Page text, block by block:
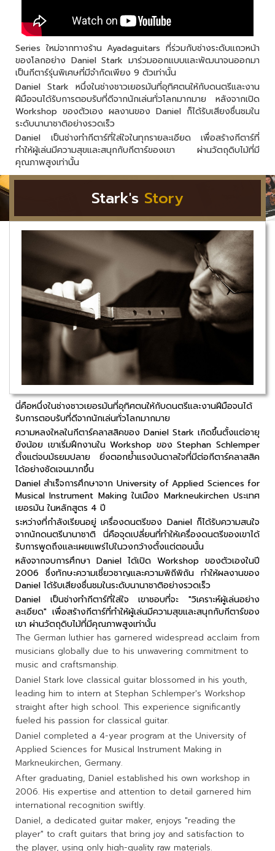
Series ใหม่จากทางร้าน Ayadaguitars ที่ร่วมกับช่างระดับแถวหน้า
ของโลกอย่าง Daniel Stark มาร่วมออกแบบและพัฒนาจนออกมา
เป็นกีตาร์รุ่นพิเศษที่มีจำกัดเพียง 9 ตัวเท่านั้น
Daniel Stark หนึ่งในช่างชาวเยอรมันที่อุทิศตนให้กับดนตรีและงาน
ฝีมือจนได้รับการตอบรับที่ดีจากนักเล่นทั่วโลกมากมาย หลังจากเปิด
Workshop ของตัวเอง ผลงานของ Daniel ก็ได้รับเสียงชื่นชมใน
ระดับนานาชาติอย่างรวดเร็ว
Daniel เป็นช่างทำกีตาร์ที่ใส่ใจในทุกรายละเอียด เพื่อสร้างกีตาร์ที่
ทำให้ผู้เล่นมีความสุขและสนุกกับกีตาร์ของเขา ผ่านวัตถุดิบไม้ที่มี
คุณภาพสูงเท่านั้น
Stark's Story
นี่คือหนึ่งในช่างชาวเยอรมันที่อุทิศตนให้กับดนตรีและงานฝีมือจนได้
รับการตอบรับที่ดีจากนักเล่นทั่วโลกมากมาย
ความหลงใหลในกีตาร์คลาสสิคของ Daniel Stark เกิดขึ้นตั้งแต่อายุ
ยังน้อย เขาเริ่มฝึกงานใน Workshop ของ Stephan Schlemper
ตั้งแต่จบมัธยมปลาย ยิ่งตอกย้ำแรงบันดาลใจที่มีต่อกีตาร์คลาสสิค
ได้อย่างชัดเจนมากขึ้น
Daniel สำเร็จการศึกษาจาก University of Applied Sciences for
Musical Instrument Making ในเมือง Markneukirchen ประเทศ
เยอรมัน ในหลักสูตร 4 ปี
ระหว่างที่กำลังเรียนอยู่ เครื่องดนตรีของ Daniel ก็ได้รับความสนใจ
จากนักดนตรีนานาชาติ นี่คือจุดเปลี่ยนที่ทำให้เครื่องดนตรีของเขาได้
รับการพูดถึงและเผยแพร่ไปในวงกว้างตั้งแต่ตอนนั้น
หลังจากจบการศึกษา Daniel ได้เปิด Workshop ของตัวเองในปี
2006 ซึ่งทักษะความเชี่ยวชาญและความพิถีพิถัน ทำให้ผลงานของ
Daniel ได้รับเสียงชื่นชมในระดับนานาชาติอย่างรวดเร็ว
Daniel เป็นช่างทำกีตาร์ที่ใส่ใจ เขาชอบที่จะ "วิเคราะห์ผู้เล่นอย่าง
ละเอียด" เพื่อสร้างกีตาร์ที่ทำให้ผู้เล่นมีความสุขและสนุกกับกีตาร์ของ
เขา ผ่านวัตถุดิบไม้ที่มีคุณภาพสูงเท่านั้น
The German luthier has garnered widespread acclaim from
musicians globally due to his unwavering commitment to
music and craftsmanship.
Daniel Stark love classical guitar blossomed in his youth,
leading him to intern at Stephan Schlemper's Workshop
straight after high school. This experience significantly
fueled his passion for classical guitar.
Daniel completed a 4-year program at the University of
Applied Sciences for Musical Instrument Making in
Markneukirchen, Germany.
After graduating, Daniel established his own workshop in
2006. His expertise and attention to detail garnered him
international recognition swiftly.
Daniel, a dedicated guitar maker, enjoys "reading the
player" to craft guitars that bring joy and satisfaction to
the player, using only high-quality raw materials.